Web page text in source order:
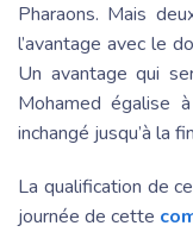
Pharaons. Mais
l’avantage avec le
Un avantage qui
Mohamed égalise
inchangé jusqu’à la
La qualification de
journée de cette